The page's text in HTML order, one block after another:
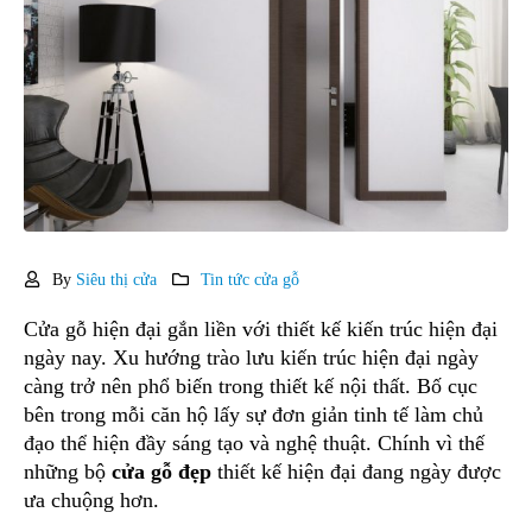
By Siêu thị cửa Tin tức cửa gỗ
Cửa gỗ hiện đại gắn liền với thiết kế kiến trúc hiện đại
ngày nay. Xu hướng trào lưu kiến trúc hiện đại ngày
càng trở nên phổ biến trong thiết kế nội thất. Bố cục
bên trong mỗi căn hộ lấy sự đơn giản tinh tế làm chủ
đạo thể hiện đầy sáng tạo và nghệ thuật. Chính vì thế
những bộ cửa gỗ đẹp thiết kế hiện đại đang ngày được
ưa chuộng hơn.